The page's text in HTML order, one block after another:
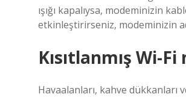
ışığı kapalıysa, modeminizin
etkinleştirirseniz, modeminizin
Kısıtlanmış Wi-
Havaalanları, kahve dükkanları